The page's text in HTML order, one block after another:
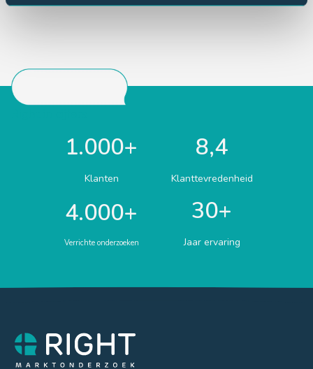
1.000+
Klanten
8,4
Klanttevredenheid
4.000+
Verrichte onderzoeken
30+
Jaar ervaring